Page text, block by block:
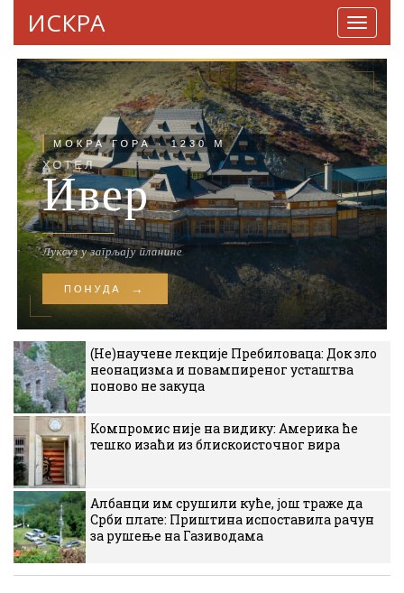
ИСКРА
(Не)научене лекције Пребиловаца: Док зло
неонацизма и повампиреног усташтва
поново не закуца
Компромис није на видику: Америка ће
тешко изаћи из блискоисточног вира
Албанци им срушили куће, још траже да
Срби плате: Приштина испоставила рачун
за рушење на Газиводама